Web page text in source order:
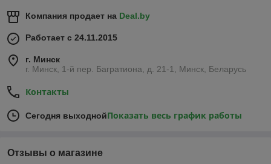
Компания продает на Deal.by
Работает с 24.11.2015
г. Минск
г. Минск, 1-й пер. Багратиона, д. 21-1, Минск, Беларусь
Контакты
Сегодня выходнойПоказать весь график работы
Отзывы о магазине